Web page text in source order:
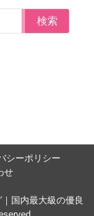
検索
シーポリシー
せ
国内最大級の優良